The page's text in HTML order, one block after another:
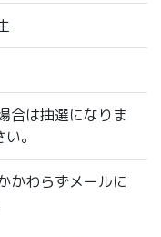
合は抽選になりま
。
かわらずメールに